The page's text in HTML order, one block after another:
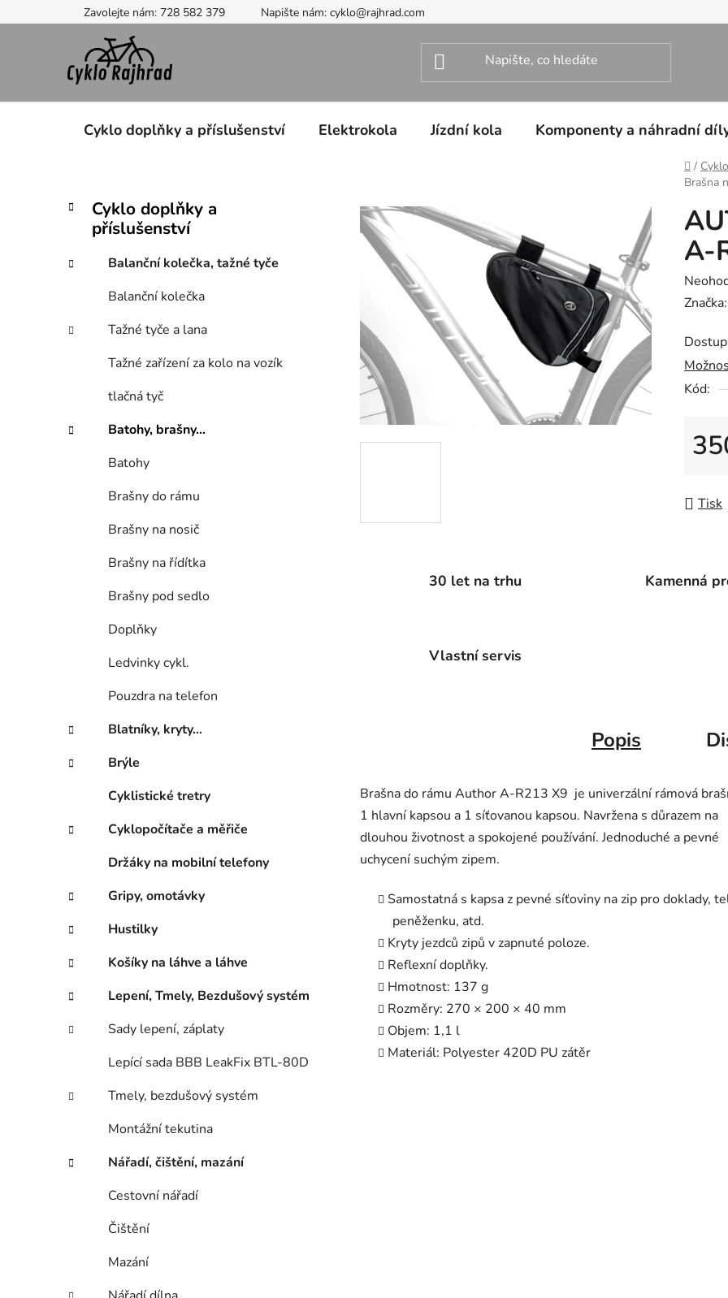
na
Zavolejte nám: 728 582 379 Napište nám: cyklo@rajhrad.com
Cyklo doplňky a příslušenství Elektrokola Jízdní kola Komponenty a náhradní
Domů
/
Brašna
P
t
n
n
Přeskočit
kategorie
K
a
g
i
e
Cyklo doplňky a
příslušenství
Balanční kolečka, tažné tyče
Balanční kolečka
Tažné tyče a lana
Tažné zařízení za kolo na vozík
tlačná tyč
Batohy, brašny...
Batohy
Brašny do rámu
Brašny na nosič
Brašny na řídítka
Brašny pod sedlo
Doplňky
Ledvinky cykl.
Pouzdra na telefon
Blatníky, kryty...
Brýle
Cyklistické tretry
Cyklopočítače a měřiče
Držáky na mobilní telefony
Gripy, omotávky
Hustilky
Košíky na láhve a láhve
Lepení, Tmely, Bezdušový systém
Sady lepení, záplaty
Lepící sada BBB LeakFix BTL-80D
Tmely, bezdušový systém
Montážní tekutina
Nářadí, čištění, mazání
Cestovní nářadí
Čištění
Mazání
A-
je
0,0
z
Značka:
Kód:
Tisk
30 let na trhu Kamenná
Vlastní servis
Popis
Brašna do rámu Author A-R213 X9 je univerzální rámová
1 hlavní kapsou a 1 síťovanou kapsou. Navržena s důrazem na
dlouhou životnost a spokojené používání. Jednoduché a pevné
uchycení suchým zipem.
Samostatná s kapsa z pevné síťoviny na zip pro doklady,
peněženku, atd.
Kryty jezdců zipů v zapnuté poloze.
Reflexní doplňky.
Hmotnost: 137 g
Rozměry: 270 × 200 × 40 mm
Objem: 1,1 l
Materiál: Polyester 420D PU zátěr